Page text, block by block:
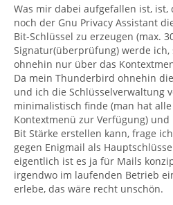
Was mir dabei aufgefallen ist, ist,
noch der Gnu Privacy Assistant
Bit-Schlüssel zu erzeugen (max.
Signatur(überprüfung) werde ich,
ohnehin nur über das
Da mein Thunderbird ohnehin
und ich die Schlüsselverwaltung
minimalistisch finde (man hat
Kontextmenü zur Verfügung)
Bit Stärke erstellen kann, frage
gegen Enigmail als
eigentlich ist es ja für Mails
irgendwo im laufenden Betrieb
erlebe, das wäre recht unschön.